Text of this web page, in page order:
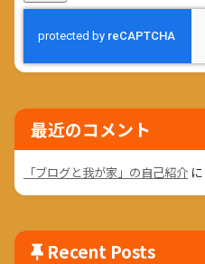
最近のコメント
「ブログと我が家」の自己紹介 に
Recent Posts